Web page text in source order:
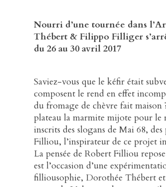
Nourri d’une tournée dans
Thébert & Filippo Filliger
du 26 au 30 avril 2017
Saviez-vous que le kéfir était
composent le rend en effet
du fromage de chèvre fait maison
plateau la marmite mijote pour le
inscrits des slogans de Mai 68,
Filliou, l’inspirateur de ce projet
La pensée de Robert Filliou
est l’occasion d’une
filliousophie, Dorothée Thébert